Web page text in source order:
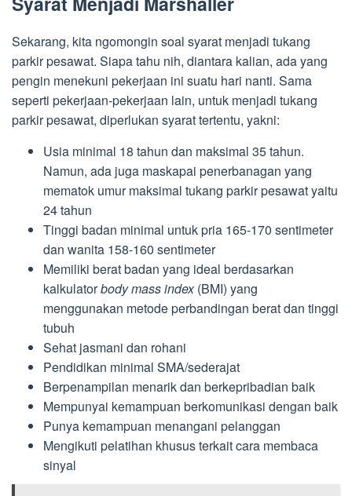
Sekarang, kita ngomongin soal syarat menjadi tukang
parkir pesawat. Siapa tahu nih, diantara kalian, ada yang
pengin menekuni pekerjaan ini suatu hari nanti. Sama
seperti pekerjaan-pekerjaan lain, untuk menjadi tukang
parkir pesawat, diperlukan syarat tertentu, yakni:
Usia minimal 18 tahun dan maksimal 35 tahun.
Namun, ada juga maskapai penerbanagan yang
mematok umur maksimal tukang parkir pesawat yaitu
24 tahun
Tinggi badan minimal untuk pria 165-170 sentimeter
dan wanita 158-160 sentimeter
Memiliki berat badan yang ideal berdasarkan
kalkulatorbody mass index(BMI) yang
menggunakan metode perbandingan berat dan tinggi
tubuh
Sehat jasmani dan rohani
Pendidikan minimal SMA/sederajat
Berpenampilan menarik dan berkepribadian baik
Mempunyai kemampuan berkomunikasi dengan baik
Punya kemampuan menangani pelanggan
Mengikuti pelatihan khusus terkait cara membaca
sinyal